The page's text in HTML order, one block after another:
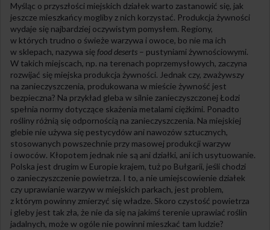
Myśląc o przyszłości miejskich działek warto zastanowić się, jak
jeszcze mieszkańcy mogliby z nich korzystać. Produkcja żywności
wydaje się najbardziej oczywistym pomysłem. Regiony,
w których trudno o świeże warzywa i owoce, bo nie ma ich
w sklepach, nazywa sięfood deserts – pustyniami żywnościowymi.
W takich miejscach, np. na terenach poprzemysłowych, zaczyna
rozwijać się miejska produkcja żywności. Jednak czy, zważywszy
na zanieczyszczenia, produkowana w mieście żywność jest
bezpieczna? Na przykład gleba w silnie zanieczyszczonej Łodzi
spełnia normy dotyczące skażenia metalami ciężkimi. Ponadto
rośliny różnią się odpornością na zanieczyszczenia. Na miejskiej
glebie nie używa się pestycydów ani nawozów sztucznych,
stosowanych powszechnie przy masowej produkcji warzyw
i owoców. Kłopotem jednak nie są ani działki, ani ich usytuowanie.
Polska jest drugim w Europie krajem, tuż po Bułgarii, jeśli chodzi
o zanieczyszczenie powietrza. I to, a nie umiejscowienie działek
czy uprawianie warzyw w miejskich parkach, jest problem,
z którym powinny zmierzyć się władze. Skoro czystość powietrza
i gleby jest tak zła, że nie da się na jakimś terenie uprawiać roślin
jadalnych, może w ogóle nie powinni mieszkać tam ludzie?